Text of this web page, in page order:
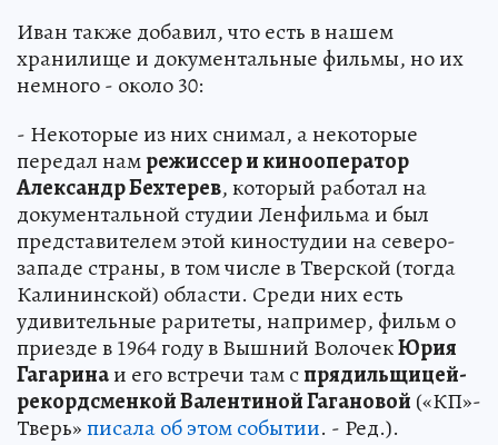
Иван также добавил, что есть в нашем
хранилище и документальные фильмы, но их
немного - около 30:
- Некоторые из них снимал, а некоторые
передал намрежиссер и кинооператор
Александр Бехтерев, который работал на
документальной студии Ленфильма и был
представителем этой киностудии на северо-
западе страны, в том числе в Тверской (тогда
Калининской) области. Среди них есть
удивительные раритеты, например, фильм о
приезде в 1964 году в Вышний ВолочекЮрия
Гагаринаи его встречи там спрядильщицей-
рекордсменкой Валентиной Гагановой («КП»-
Тверь»писала об этом событии. - Ред.).